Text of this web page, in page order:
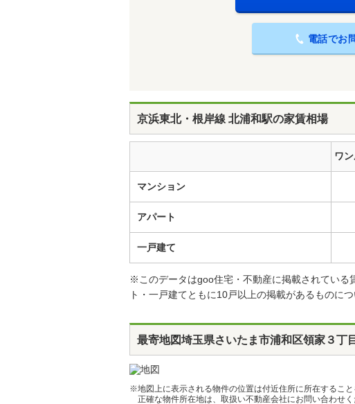
電話でお
京浜東北・根岸線 北浦和駅の家賃相場
ワ
マンション
アパート
一戸建て
※このデータはgoo住宅・不動産に掲載されている
ト・一戸建てともに10戸以上の掲載があるものに
最寄地図埼玉県さいたま市浦和区領家３
※地図上に表示される物件の位置は付近住所に所在するこ
正確な物件所在地は、取扱い不動産会社にお問い合わせく